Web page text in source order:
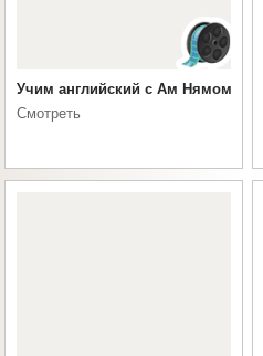
Учим английский с Ам Нямом
Смотреть